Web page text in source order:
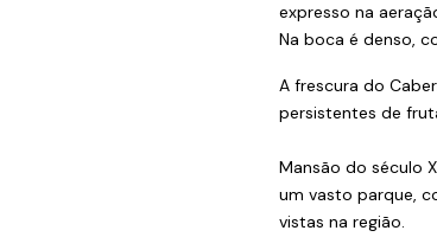
expresso na
Na boca é denso,
A frescura do
persistentes de
Mansão do século
um vasto parque,
vistas na região.